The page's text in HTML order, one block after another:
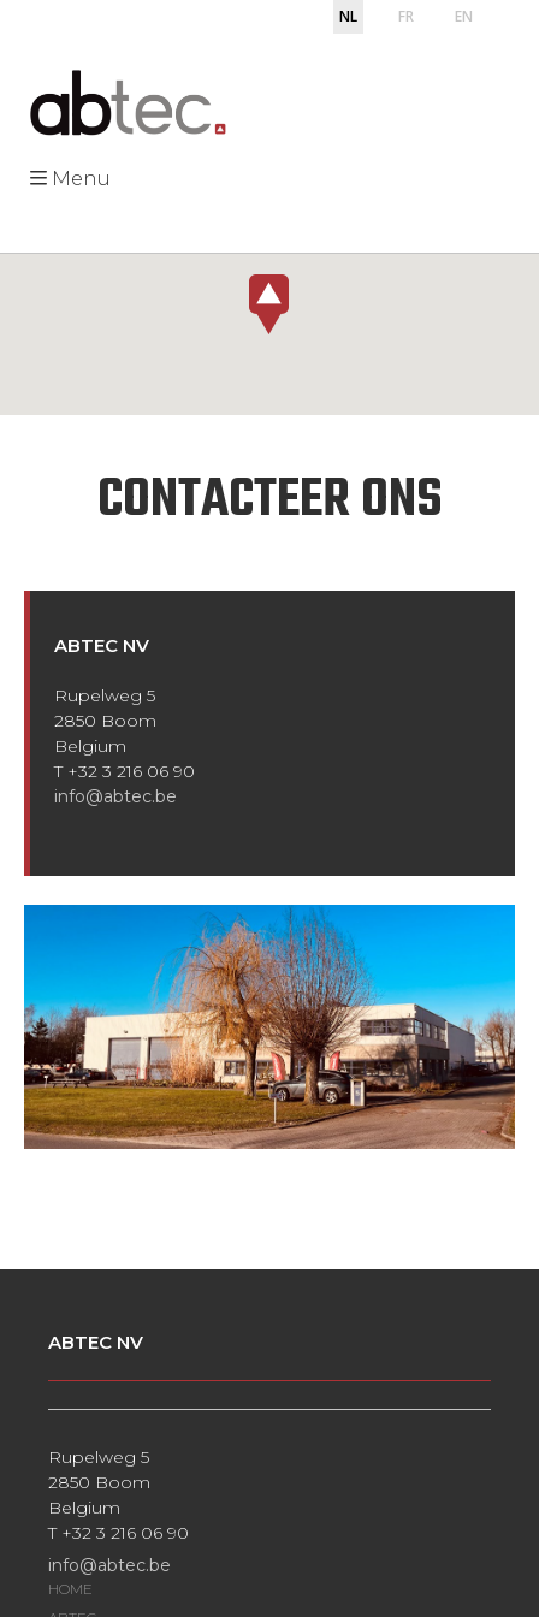
NL FR EN
Menu
CONTACTEER ONS
ABTEC NV
Rupelweg 5
2850 Boom
Belgium
T +32 3 216 06 90
info@abtec.be
ABTEC NV
Rupelweg 5
2850 Boom
Belgium
T +32 3 216 06 90
info@abtec.be
HOME